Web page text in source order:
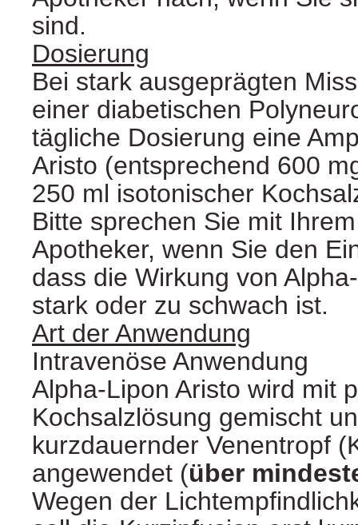
sind.
Dosierung
Bei stark ausgeprägten
einer diabetischen
tägliche Dosierung eine
Aristo (entsprechend 600
250 ml isotonischer
Bitte sprechen Sie mit
Apotheker, wenn Sie den
dass die Wirkung von
stark oder zu schwach ist.
Art der Anwendung
Intravenöse Anwendung
Alpha-Lipon Aristo wird mit
Kochsalzlösung gemischt
kurzdauernder Venentropf
angewendet (über
Wegen der